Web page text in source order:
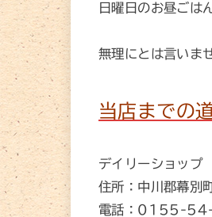
日曜日のお昼ごは
無理にとは言いま
当店までの
デイリーショップ
住所：中川郡幕別
電話：0155-